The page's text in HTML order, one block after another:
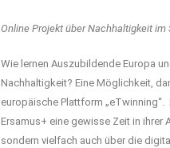
Online Projekt über Nachhaltigkeit
Wie lernen Auszubildende Europa
Nachhaltigkeit? Eine Möglichkeit,
europäische Plattform
Ersamus+ eine gewisse Zeit in
sondern vielfach auch über die